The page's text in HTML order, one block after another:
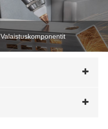
Valaistuskomponentit